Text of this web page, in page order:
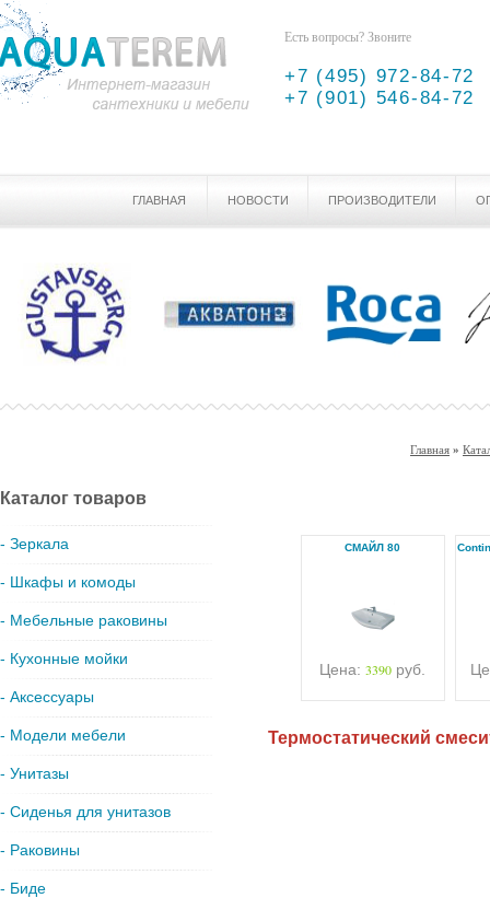
Есть вопросы? Звоните
+7 (495) 972-84-72
+7 (901) 546-84-72
ГЛАВНАЯ НОВОСТИ ПРОИЗВОДИТЕЛИ
Главная »
Каталог товаров
- Зеркала
- Шкафы и комоды
- Мебельные раковины
- Кухонные мойки
- Аксессуары
- Модели мебели
- Унитазы
- Сиденья для унитазов
- Раковины
- Биде
СМАЙЛ 80
Цена: 3390 руб.
Термостатический